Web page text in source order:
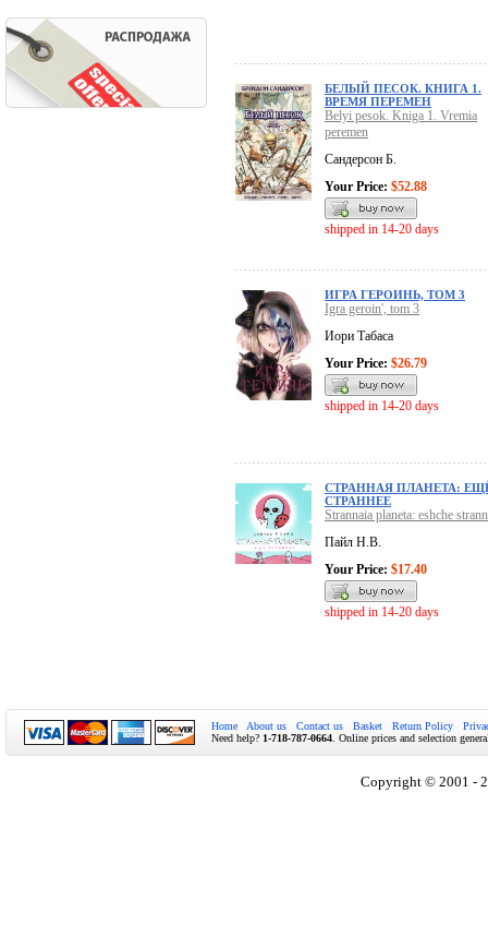
БЕЛЫЙ ПЕСОК. КНИГА 1.
ВРЕМЯ ПЕРЕМЕН
Belyi pesok. Kniga 1. Vremia
peremen
Сандерсон Б.
Your Price: $52.88
shipped in 14-20 days
ИГРА ГЕРОИНЬ, ТОМ 3
Igra geroin', tom 3
Иори Табаса
Your Price: $26.79
shipped in 14-20 days
СТРАННАЯ ПЛАНЕТА:
СТРАННЕЕ
Strannaia planeta: eshche
Пайл Н.В.
Your Price: $17.40
shipped in 14-20 days
Home About us Contact us Basket Return Policy
Need help? 1-718-787-0664 . Online prices and selection
Copyright © 2001 -